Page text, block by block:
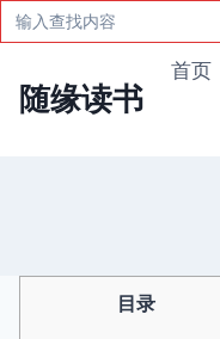
Search
for:
随缘读书
首页
目录